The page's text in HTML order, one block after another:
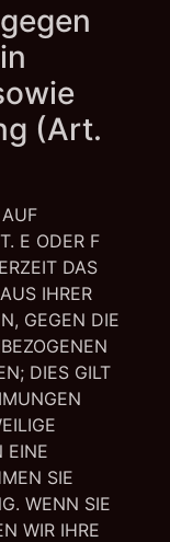
(Art.
E ODER F
DAS
IHRER
GEGEN DIE
DIES GILT
EINE
SIE
WENN SIE
WIR IHRE